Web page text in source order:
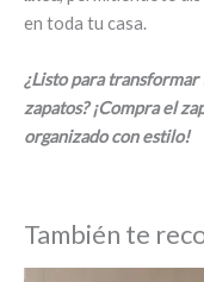
en toda tu casa.
¿Listo para
zapatos? ¡Compra el
organizado con estilo!
También te